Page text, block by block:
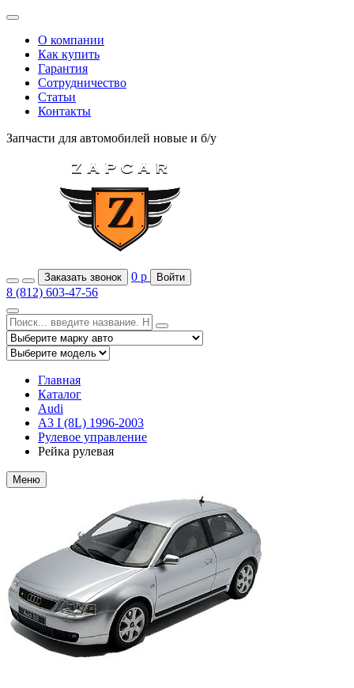
О компании
Как купить
Гарантия
Сотрудничество
Статьи
Контакты
Запчасти для автомобилей новые и б/у
Заказать звонок 0 р Войти
8 (812) 603-47-56
Главная
Каталог
Audi
A3 I (8L) 1996-2003
Рулевое управление
Рейка рулевая
Меню